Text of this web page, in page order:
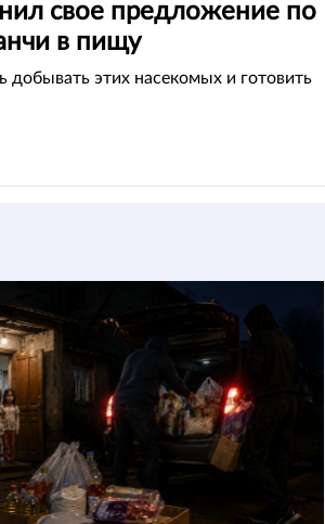
свое предложение по
в пищу
добывать этих насекомых и готовить